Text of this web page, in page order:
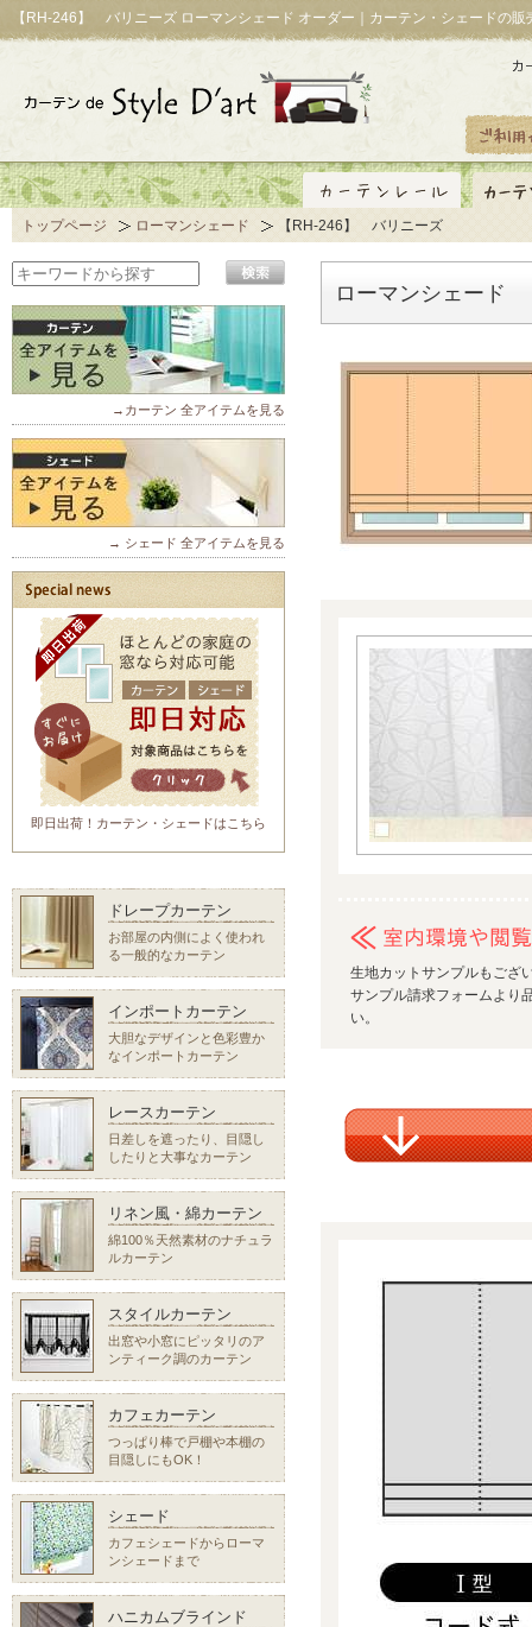
【RH-246】 バリニーズ ローマンシェード オーダー｜カーテン・シェードの販
トップページ ローマンシェード 【RH-246】 バリニーズ
ローマンシェード
生地カットサンプルもござ
サンプル請求フォームより
い。
→カーテン 全アイテムを見る
→ シェード 全アイテムを見る
即日出荷！カーテン・シェードはこちら
ドレープカーテン
お部屋の内側によく使われ
る一般的なカーテン
インポートカーテン
大胆なデザインと色彩豊か
なインポートカーテン
レースカーテン
日差しを遮ったり、目隠し
したりと大事なカーテン
リネン風・綿カーテン
綿100％天然素材のナチュラ
ルカーテン
スタイルカーテン
出窓や小窓にピッタリのア
ンティーク調のカーテン
カフェカーテン
つっぱり棒で戸棚や本棚の
目隠しにもOK！
シェード
カフェシェードからローマ
ンシェードまで
ハニカムブラインド